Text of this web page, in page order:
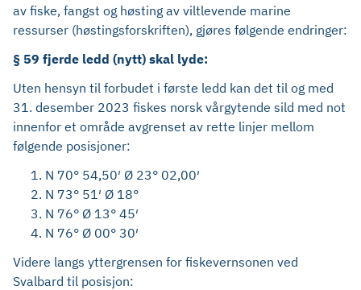
av fiske, fangst og høsting av viltlevende marine
ressurser (høstingsforskriften), gjøres følgende endringer:
§ 59 fjerde ledd (nytt) skal lyde:
Uten hensyn til forbudet i første ledd kan det til og med
31. desember 2023 fiskes norsk vårgytende sild med not
innenfor et område avgrenset av rette linjer mellom
følgende posisjoner:
N 70° 54,50′ Ø 23° 02,00′
N 73° 51′ Ø 18°
N 76° Ø 13° 45′
N 76° Ø 00° 30′
Videre langs yttergrensen for fiskevernsonen ved
Svalbard til posisjon: